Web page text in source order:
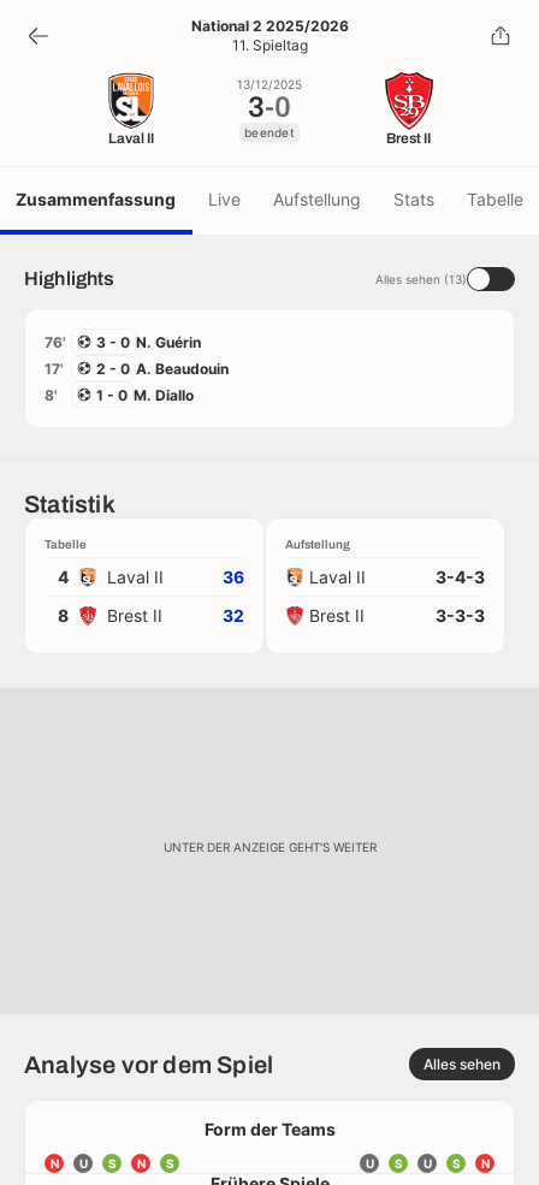
3 -0
beendet
National 2 2025/2026
11. Spieltag
Laval II
13/12/2025
3-0
beendet Brest II
Zusammenfassung Live Aufstellung Stats Tabelle
Highlights Alles sehen (13)
76' 3 - 0 N. Guérin
17'
2 - 0 A. Beaudouin
8'
1 - 0 M. Diallo
Statistik
Tabelle
4 Laval II
36
8
Brest II 32
Aufstellung
Laval II
3-4-3
Brest II
3-3-3
UNTER DER ANZEIGE GEHT'S WEITER
Analyse vor dem Spiel Alles sehen
Form der Teams
N U S N S N
S
U
S
U